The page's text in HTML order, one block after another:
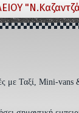
με Ταξί, Mini-